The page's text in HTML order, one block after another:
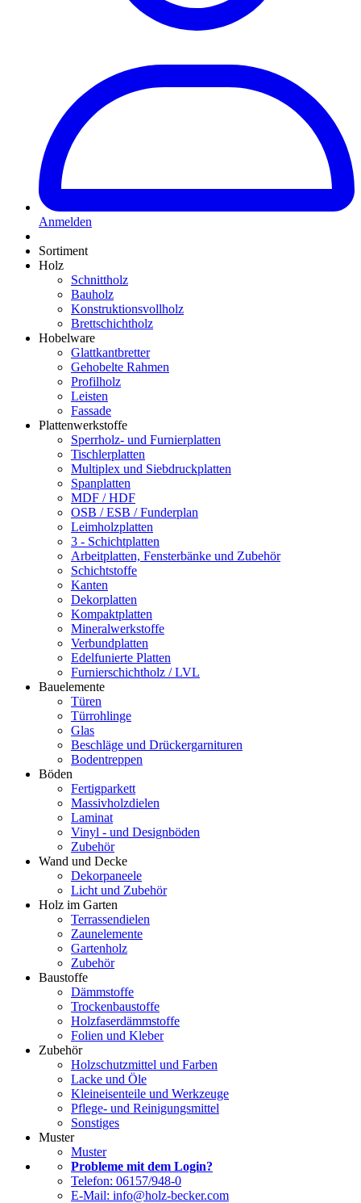
Anmelden
Sortiment
Holz
Schnittholz
Bauholz
Konstruktionsvollholz
Brettschichtholz
Hobelware
Glattkantbretter
Gehobelte Rahmen
Profilholz
Leisten
Fassade
Plattenwerkstoffe
Sperrholz- und Furnierplatten
Tischlerplatten
Multiplex und Siebdruckplatten
Spanplatten
MDF / HDF
OSB / ESB / Funderplan
Leimholzplatten
3 - Schichtplatten
Arbeitplatten, Fensterbänke und Zubehör
Schichtstoffe
Kanten
Dekorplatten
Kompaktplatten
Mineralwerkstoffe
Verbundplatten
Edelfunierte Platten
Furnierschichtholz / LVL
Bauelemente
Türen
Türrohlinge
Glas
Beschläge und Drückergarnituren
Bodentreppen
Böden
Fertigparkett
Massivholzdielen
Laminat
Vinyl - und Designböden
Zubehör
Wand und Decke
Dekorpaneele
Licht und Zubehör
Holz im Garten
Terrassendielen
Zaunelemente
Gartenholz
Zubehör
Baustoffe
Dämmstoffe
Trockenbaustoffe
Holzfaserdämmstoffe
Folien und Kleber
Zubehör
Holzschutzmittel und Farben
Lacke und Öle
Kleineisenteile und Werkzeuge
Pflege- und Reinigungsmittel
Sonstiges
Muster
Muster
Probleme mit dem Login?
Telefon: 06157/948-0
E-Mail: info@holz-becker.com